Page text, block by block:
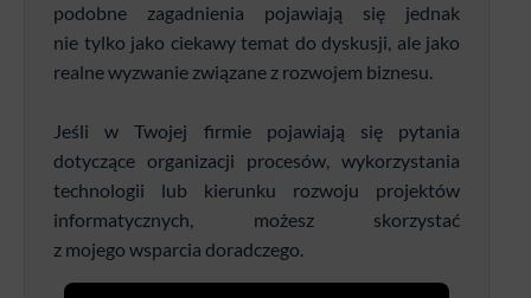
podobne zagadnienia pojawiają się jednak
nie tylko jako ciekawy temat do dyskusji, ale jako
realne wyzwanie związane z rozwojem biznesu.
Jeśli w Twojej firmie pojawiają się pytania
dotyczące organizacji procesów, wykorzystania
technologii lub kierunku rozwoju projektów
informatycznych, możesz skorzystać
z mojego wsparcia doradczego.